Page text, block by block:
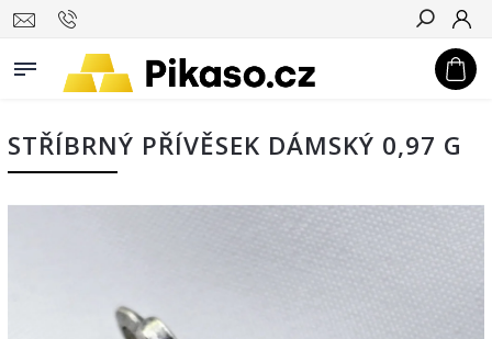
Hledat
STŘÍBRNÝ PŘÍVĚSEK DÁMSKÝ 0,97 G